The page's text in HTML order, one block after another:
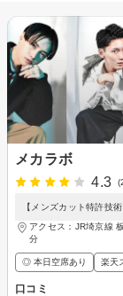
メカラボ
4.3
【メンズカット特許技
アクセス：JR埼京線
分
◎ 本日空席あり 楽天
口コミ